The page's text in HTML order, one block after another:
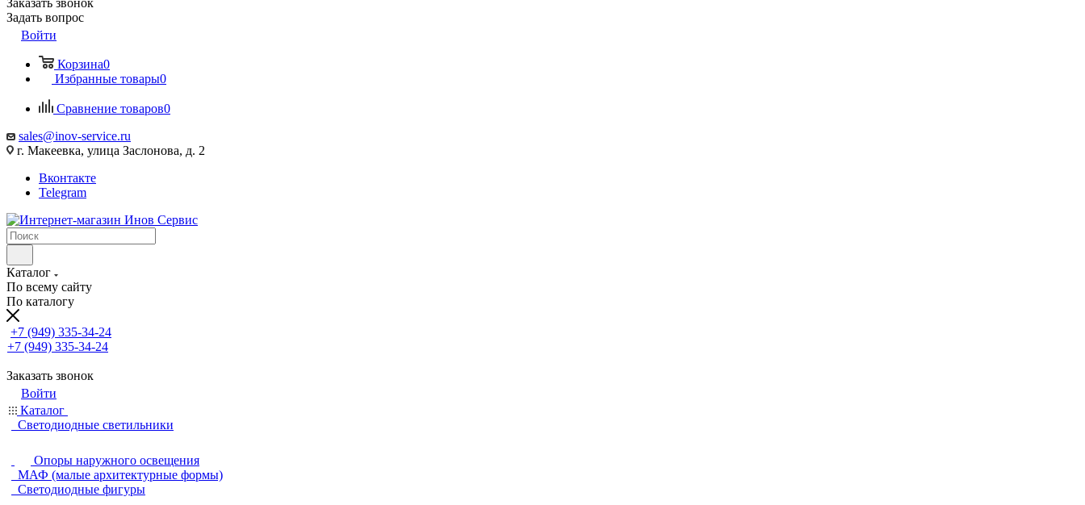
Заказать звонок
Задать вопрос
Войти
Корзина0
Избранные товары0
Сравнение товаров0
sales@inov-service.ru
г. Макеевка, улица Заслонова, д. 2
Вконтакте
Telegram
Каталог
По всему сайту
По каталогу
+7 (949) 335-34-24
+7 (949) 335-34-24
Заказать звонок
Войти
Каталог
Светодиодные светильники
Опоры наружного освещения
МАФ (малые архитектурные формы)
Светодиодные фигуры